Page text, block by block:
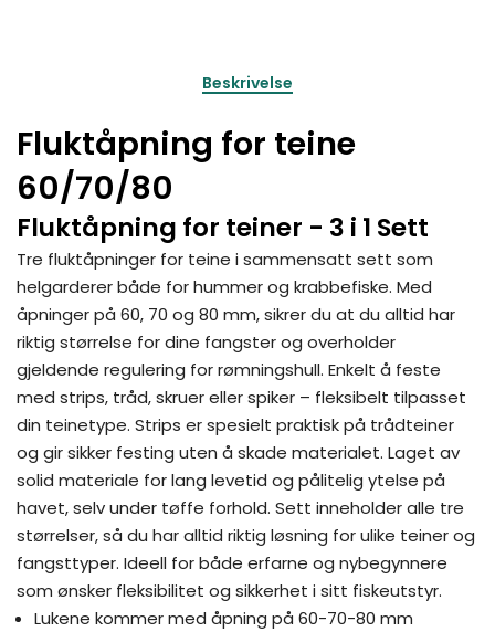
Beskrivelse
Fluktåpning for teine
60/70/80
Fluktåpning for teiner - 3 i 1 Sett
Tre fluktåpninger for teine i sammensatt sett som
helgarderer både for hummer og krabbefiske. Med
åpninger på 60, 70 og 80 mm, sikrer du at du alltid har
riktig størrelse for dine fangster og overholder
gjeldende regulering for rømningshull. Enkelt å feste
med strips, tråd, skruer eller spiker – fleksibelt tilpasset
din teinetype. Strips er spesielt praktisk på trådteiner
og gir sikker festing uten å skade materialet. Laget av
solid materiale for lang levetid og pålitelig ytelse på
havet, selv under tøffe forhold. Sett inneholder alle tre
størrelser, så du har alltid riktig løsning for ulike teiner og
fangsttyper. Ideell for både erfarne og nybegynnere
som ønsker fleksibilitet og sikkerhet i sitt fiskeutstyr.
Lukene kommer med åpning på 60-70-80 mm